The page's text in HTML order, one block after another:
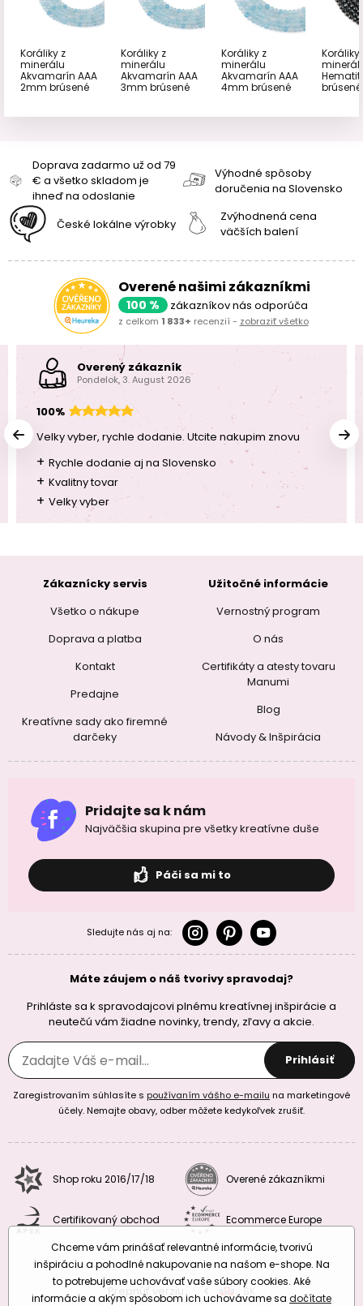
Koráliky z
minerálu
Akvamarín AAA
2mm brúsené
Koráliky z
minerálu
Akvamarín AAA
3mm brúsené
Koráliky z
minerálu
Akvamarín AAA
4mm brúsené
Koráliky
brúsené
Doprava zadarmo už od 79
€ a všetko skladom je
ihneď na odoslanie
Výhodné spôsoby
doručenia na Slovensko
České lokálne výrobky
Zvýhodnená cena
väčších balení
Overené našimi zákazníkmi
100 % zákazníkov nás odporúča
z celkom 1 833+ recenzií - zobraziť všetko
Overený zákazník
Pondelok, 3. August 2026
100%
Velky vyber, rychle dodanie. Utcite nakupim znovu
+ Rychle dodanie aj na Slovensko
+ Kvalitny tovar
+ Velky vyber
Zákaznícky servis
Všetko o nákupe
Doprava a platba
Kontakt
Predajne
Kreatívne sady ako firemné
darčeky
Užitočné informácie
Vernostný program
O nás
Certifikáty a atesty tovaru
Manumi
Blog
Návody & Inšpirácia
Pridajte sa k nám
Najväčšia skupina pre všetky kreatívne duše
Páči sa mi to
Sledujte nás aj na:
Máte záujem o náš tvorivy spravodaj?
Prihláste sa k spravodajcovi plnému kreatívnej inšpirácie a
neutečú vám žiadne novinky, trendy, zľavy a akcie.
Prihlásiť
Zaregistrovaním súhlasíte s používaním vášho e-mailu na marketingové
účely. Nemajte obavy, odber môžete kedykoľvek zrušiť.
Shop roku 2016/17/18 Overené zákazníkmi
Certifikovaný obchod Ecommerce Europe
Prepnúť verziu: CZSK
Chceme vám prinášať relevantné informácie, tvorivú
inšpiráciu a pohodlné nakupovanie na našom e-shope. Na
to potrebujeme uchovávať vaše súbory cookies. Aké
informácie a akým spôsobom ich uchovávame sa dočítate